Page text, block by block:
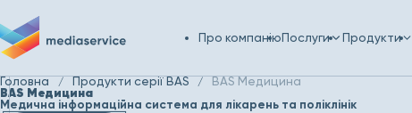
Про компаніюПослуги Продукти
Головна Продукти серії BAS BAS Медицина
BAS Медицина
Медична інформаційна система для лікарень та поліклінік